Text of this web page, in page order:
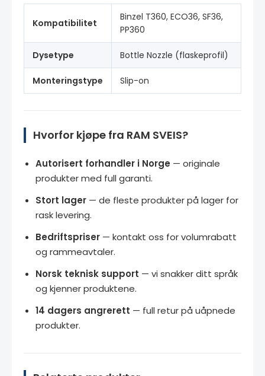
Kompatibilitet
Binzel T360, ECO36, SF36,
PP360
Dysetype Bottle Nozzle (flaskeprofil)
Monteringstype Slip-on
Hvorfor kjøpe fra RAM SVEIS?
Autorisert forhandler i Norge — originale
produkter med full garanti.
Stort lager — de fleste produkter på lager for
rask levering.
Bedriftspriser — kontakt oss for volumrabatt
og rammeavtaler.
Norsk teknisk support — vi snakker ditt språk
og kjenner produktene.
14 dagers angrerett — full retur på uåpnede
produkter.